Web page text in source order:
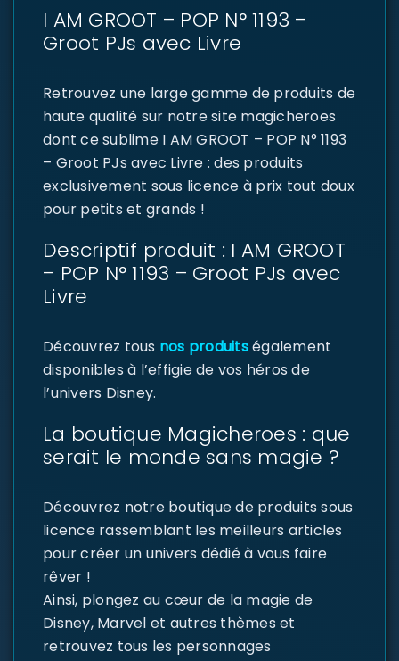
I AM GROOT – POP N° 1193 –
Groot PJs avec Livre
Retrouvez une large gamme de produits de
haute qualité sur notre site magicheroes
dont ce sublime I AM GROOT – POP N° 1193
– Groot PJs avec Livre : des produits
exclusivement sous licence à prix tout doux
pour petits et grands !
Descriptif produit : I AM GROOT
– POP N° 1193 – Groot PJs avec
Livre
Découvrez tous nos produitségalement
disponibles à l’effigie de vos héros de
l’univers Disney.
La boutique Magicheroes : que
serait le monde sans magie ?
Découvrez notre boutique de produits sous
licence rassemblant les meilleurs articles
pour créer un univers dédié à vous faire
rêver !
Ainsi, plongez au cœur de la magie de
Disney, Marvel et autres thèmes et
retrouvez tous les personnages